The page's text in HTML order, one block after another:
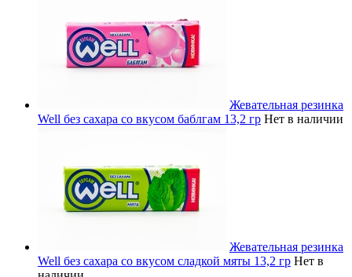
Жевательная резинка
Well без сахара со вкусом баблгам 13,2 гр Нет в наличии
Жевательная резинка
Well без сахара со вкусом сладкой мяты 13,2 гр Нет в